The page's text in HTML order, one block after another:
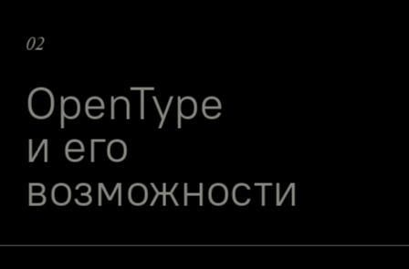
02
OpenType
и его
возможности